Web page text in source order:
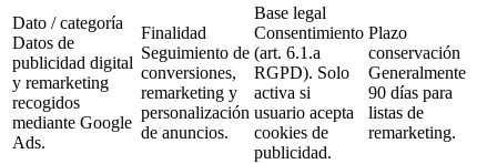
Dato / categoría
Datos de
publicidad digital
y remarketing
recogidos
mediante Google
Ads.
Finalidad
Seguimiento de
conversiones,
remarketing y
personalización
de anuncios.
Base legal
Consentimiento
(art. 6.1.a
RGPD). Solo
activa si
usuario acepta
cookies de
publicidad.
Plazo
conservación
Generalmente
90 días para
listas de
remarketing.